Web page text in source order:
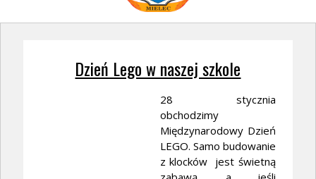
Dzień Lego w naszej szkole
28 stycznia
obchodzimy
Międzynarodowy Dzień
LEGO. Samo budowanie
z klocków jest świetną